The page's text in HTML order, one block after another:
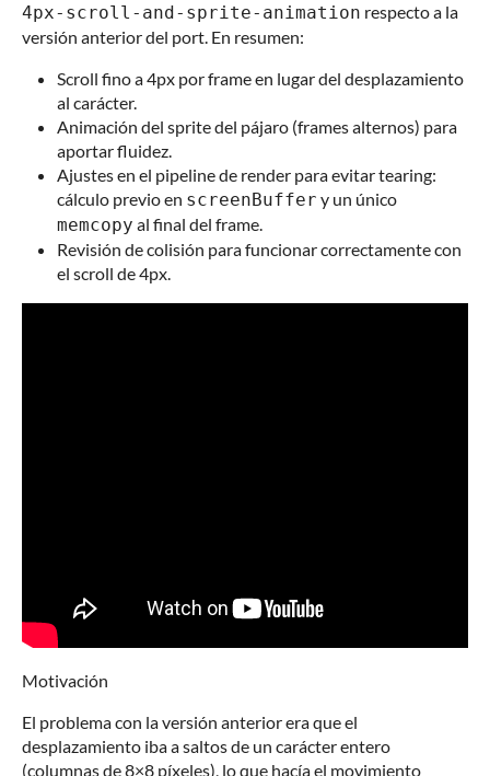
4px-scroll-and-sprite-animation respecto a la
versión anterior del port. En resumen:
Scroll fino a 4px por frame en lugar del desplazamiento
al carácter.
Animación del sprite del pájaro (frames alternos) para
aportar fluidez.
Ajustes en el pipeline de render para evitar tearing:
cálculo previo en screenBuffer y un único
memcopy al final del frame.
Revisión de colisión para funcionar correctamente con
el scroll de 4px.
Motivación
El problema con la versión anterior era que el
desplazamiento iba a saltos de un carácter entero
(columnas de 8×8 píxeles), lo que hacía el movimiento